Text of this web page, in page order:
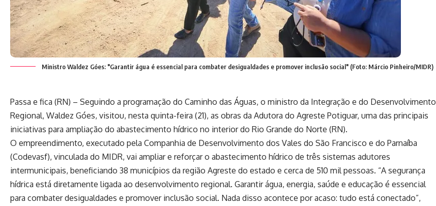
Ministro Waldez Góes: "Garantir água é essencial para combater desigualdades e promover inclusão social" (Foto: Márcio Pinheiro/MIDR)
Passa e fica (RN) – Seguindo a programação do Caminho das Águas, o ministro da Integração e do Desenvolvimento
Regional, Waldez Góes, visitou, nesta quinta-feira (21), as obras da Adutora do Agreste Potiguar, uma das principais
iniciativas para ampliação do abastecimento hídrico no interior do Rio Grande do Norte (RN).
O empreendimento, executado pela Companhia de Desenvolvimento dos Vales do São Francisco e do Parnaíba
(Codevasf), vinculada do MIDR, vai ampliar e reforçar o abastecimento hídrico de três sistemas adutores
intermunicipais, beneficiando 38 municípios da região Agreste do estado e cerca de 510 mil pessoas. “A segurança
hídrica está diretamente ligada ao desenvolvimento regional. Garantir água, energia, saúde e educação é essencial
para combater desigualdades e promover inclusão social. Nada disso acontece por acaso: tudo está conectado”,